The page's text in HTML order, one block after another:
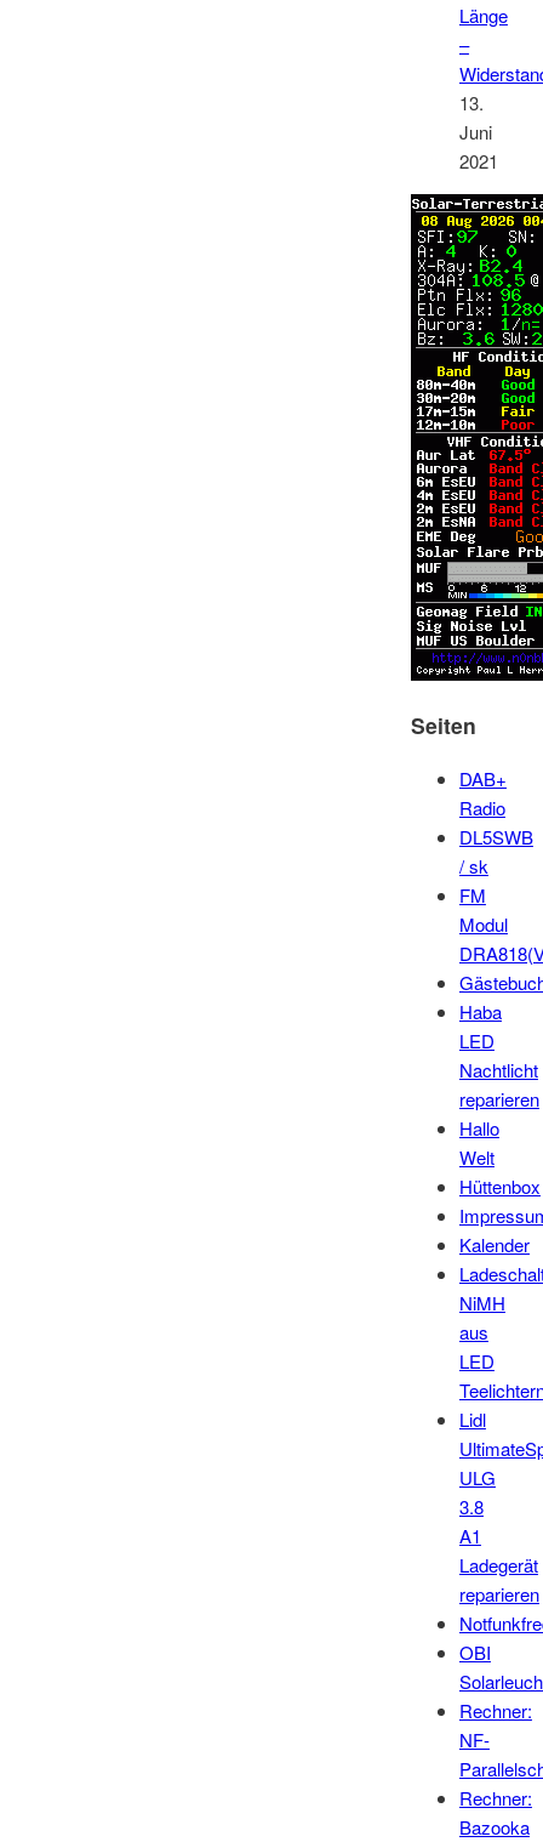
Länge
–
13.
Juni
2021
Seiten
DAB+
Radio
DL5SWB
/ sk
FM
Modul
Haba
LED
Nachtlicht
reparieren
Hallo
Welt
Hüttenbox
Kalender
NiMH
aus
LED
Lidl
ULG
3.8
A1
Ladegerät
reparieren
OBI
Rechner:
NF-
Rechner:
Bazooka